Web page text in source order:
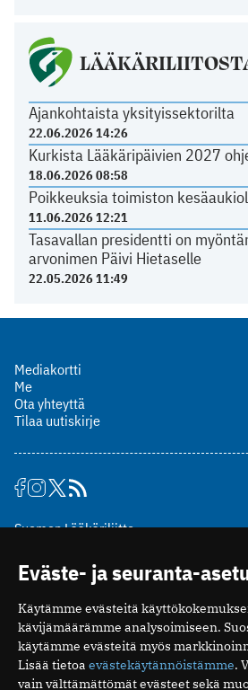
Ajankohtaista yksityissektorilta
22.06.2026 14:26
Kurkista Lääkäripäivien 2027
18.06.2026 08:58
Poikkeuksia toimiston
11.06.2026 12:21
Tasavallan presidentti on
arvonimen Päivi Hietaselle
22.05.2026 11:49
Mediakortti
Me
Ota yhteyttä
Tilaa uutiskirje
Suomen Lääkäriliitto
00510 Helsinki
puh. (09) 393 091
toimitus@potilaanlaakarilehti.fi
ISSN 2323-9476
Eväste- ja seuranta-
Käytämme evästeitä
kävijämäärämme analysoimiseen.
käytämme evästeitä myös
Lisää tietoa evästekäytännöistämme.
vain välttämättömät evästeet sekä